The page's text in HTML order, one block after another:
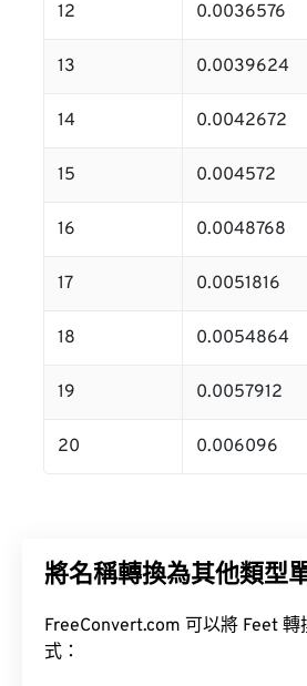
12 0.0036576
13 0.0039624
14 0.0042672
15 0.004572
16 0.0048768
17 0.0051816
18 0.0054864
19 0.0057912
20 0.006096
將名稱轉換為其他類型
FreeConvert.com 可以將 Feet
式：